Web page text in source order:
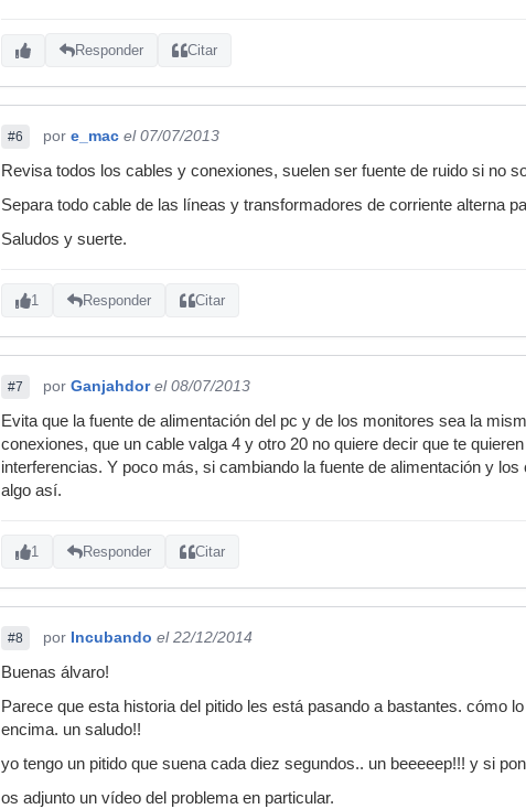
Responder Citar
#6 por e_mac el 07/07/2013
Revisa todos los cables y conexiones, suelen ser fuente de ruido si no
Separa todo cable de las líneas y transformadores de corriente alterna
Saludos y suerte.
1 Responder Citar
#7 por Ganjahdor el 08/07/2013
Evita que la fuente de alimentación del pc y de los monitores sea la
conexiones, que un cable valga 4 y otro 20 no quiere decir que te
interferencias. Y poco más, si cambiando la fuente de alimentación y
algo así.
1 Responder Citar
#8 por Incubando el 22/12/2014
Buenas álvaro!
Parece que esta historia del pitido les está pasando a bastantes. cómo
encima. un saludo!!
yo tengo un pitido que suena cada diez segundos.. un beeeeep!!! y si
os adjunto un vídeo del problema en particular.